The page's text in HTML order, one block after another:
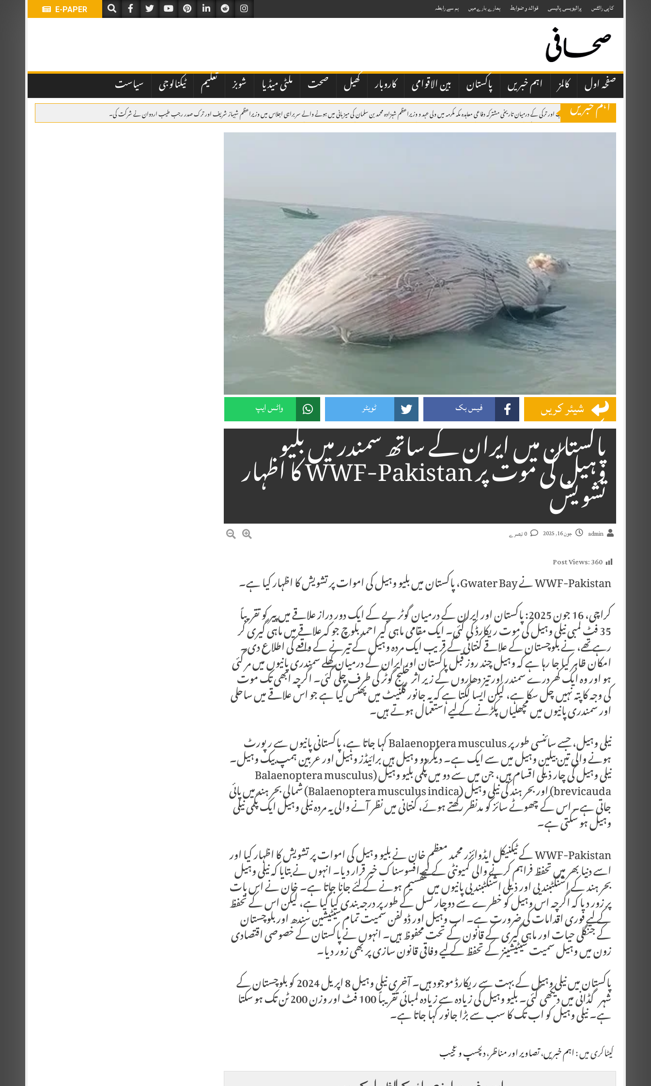
to
content
E-PAPER کاپی رائٹس پرائیویسی پالیسی قوائد و ضوابط ہمارے بارے میں ہم سے رابطہ
صفحہ اول کالمز اہم خبریں پاکستان بین الاقوامی کاروبار کھیل صحت ملٹی میڈیا شوبز تعلیم ٹیکنالوجی سیاست
اہم خبریں
پاکستان، سعودی عرب اور ترکی کے درمیان تاریخی مشترکہ دفاعی معاہدہ مکہ مکرمہ میں ولی عہد و وزیراعظم شہزادہ محمد بن سلمان کی میزبانی میں ہونے والے سربراہی اجلاس میں وزیراعظم شہباز شریف اور ترک صدر رجب طیب اردوان نے شرکت کی۔
صحافتی تنظیمیں خود فیک نیوز اور پروپیگنڈا کرنے والوں کا احتساب کریں، عظمیٰ بخاری کراچی میں مبینہ پولیس اہلکاروں کی شہریوں سے بھتہ خوری کی ویڈیو وائرل، سخت کارروائی کا مطالبہ
شیئر کریں فیس بک ٹویٹر واٹس ایپ
پاکستان میں ایران کے ساتھ سمندر میں بلیووہیل کی موت پر WWF-Pakistan کا اظہار تشویش
admin جون 16, 2025
Post Views:360
WWF-Pakistan نے Gwater Bay، پاکستان میں بلیو وہیل کی اموات پر تشویش کا اظہار کیا ہے۔
کراچی، 16 جون 2025: پاکستان اور ایران کے درمیان گوٹر بے کے ایک دور دراز علاقے میں پیر کو تقریباً
35 فٹ لمبی نیلی وہیل کی موت ریکارڈ کی گئی۔ ایک مقامی ماہی گیر احمد بلوچ جو کہ علاقے میں ماہی گیری کر
رہے تھے، نے بلوچستان کے علاقے کنتانی کے قریب ایک مردہ وہیل کے تیرنے کے واقعے کی اطلاع دی۔
امکان ظاہر کیا جا رہا ہے کہ وہیل چند روز قبل پاکستان اور ایران کے درمیان کھلے سمندری پانیوں میں مر گئی
ہو اور وہ ایک کھردرے سمندر اور تیز دھاروں کے زیر اثر خلیج گوٹر کی طرف چلی گئی۔ اگرچہ ابھی تک موت
کی وجہ کا پتہ نہیں چل سکا ہے، لیکن ایسا لگتا ہے کہ یہ جانور گلنیٹ میں پھنس گیا ہے جو اس علاقے میں ساحلی
اور سمندری پانیوں میں مچھلیاں پکڑنے کے لیے استعمال ہوتے ہیں۔
نیلی وہیل، جسے سائنسی طور پر Balaenoptera musculus کہا جاتا ہے، پاکستانی پانیوں سے رپورٹ
ہونے والی تین بیلین وہیل میں سے ایک ہے۔ دیگر دو وہیل ہیں برائیڈز وہیل اور عربین ہمپ بیک وہیل۔
نیلی وہیل کی چار ذیلی اقسام ہیں، جن میں سے دو میں پگمی بلیو وہیل (Balaenoptera musculus
brevicauda) اور بحر ہند کی نیلی وہیل (Balaenoptera musculus indica) شمالی بحر ہند میں پائی
جاتی ہے۔ اس کے چھوٹے سائز کو مدنظر رکھتے ہوئے، کنتانی میں نظر آنے والی یہ مردہ نیلی وہیل ایک پگمی نیلی
وہیل ہو سکتی ہے۔
WWF-Pakistan کے ٹیکنیکل ایڈوائزر محمد معظم خان نے بلیو وہیل کی اموات پر تشویش کا اظہار کیا اور
اسے دنیا بھر میں تحفظ فراہم کرنے والی کمیونٹی کے لیے افسوسناک خبر قرار دیا۔ انہوں نے بتایا کہ نیلی وہیل
بحر ہند کے اشنکٹبندیی اور ذیلی اشنکٹبندیی پانیوں میں تقسیم ہونے کے لئے جانا جاتا ہے۔ خان نے اس بات
پر زور دیا کہ اگرچہ اس وہیل کو خطرے سے دوچار نسل کے طور پر درجہ بندی کیا گیا ہے، لیکن اس کے تحفظ
کے لیے فوری اقدامات کی ضرورت ہے۔ اب وہیل اور ڈولفن سمیت تمام سیٹیشین سندھ اور بلوچستان
کے جنگلی حیات اور ماہی گیری کے قانون کے تحت محفوظ ہیں۔ انہوں نے پاکستان کے خصوصی اقتصادی
زون میں وہیل سمیت سیٹیشینز کے تحفظ کے لیے وفاقی قانون سازی پر بھی زور دیا۔
پاکستان میں نیلی وہیل کے بہت سے ریکارڈ موجود ہیں۔ آخری نیلی وہیل 8 اپریل 2024 کو بلوچستان کے
شہر گڈانی میں دیکھی گئی۔ بلیو وہیل کی زیادہ سے زیادہ لمبائی تقریباً 100 فٹ اور وزن 200 ٹن تک ہو سکتا ہے۔ نیلی وہیل کو اب تک کا سب سے بڑا جانور کہا جاتا ہے۔
کیٹاگری میں :اہم خبریں،تصاویر اور مناظر،دلچسپ و عجیب